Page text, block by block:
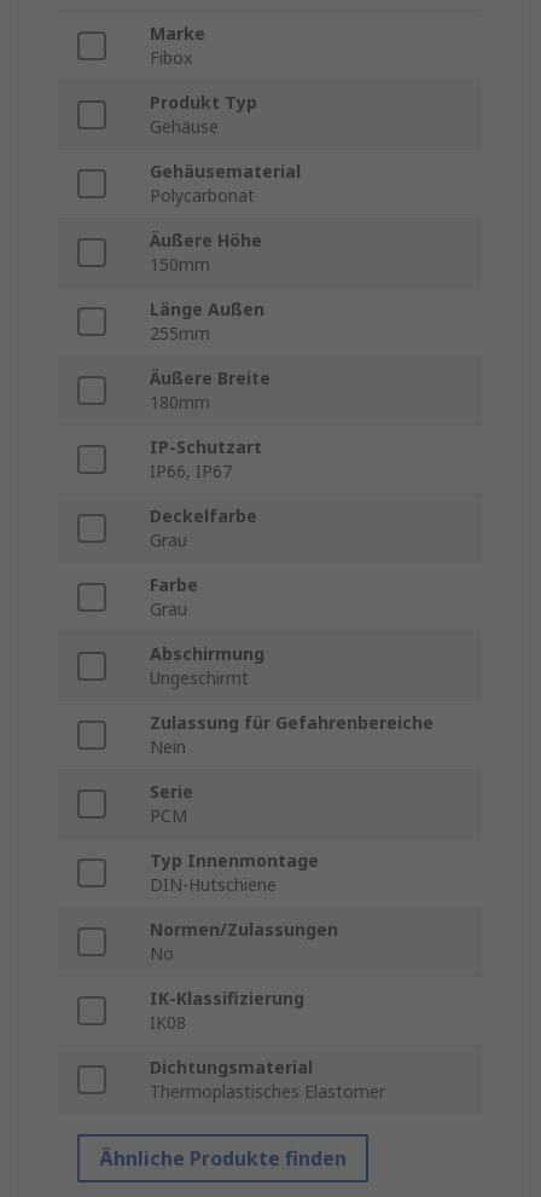
Marke
Fibox
Produkt Typ
Gehäuse
Gehäusematerial
Polycarbonat
Äußere Höhe
150mm
Länge Außen
255mm
Äußere Breite
180mm
IP-Schutzart
IP66, IP67
Deckelfarbe
Grau
Farbe
Grau
Abschirmung
Ungeschirmt
Zulassung für Gefahrenbereiche
Nein
Serie
PCM
Typ Innenmontage
DIN-Hutschiene
Normen/Zulassungen
No
IK-Klassifizierung
IK08
Dichtungsmaterial
Thermoplastisches Elastomer
Ähnliche Produkte finden